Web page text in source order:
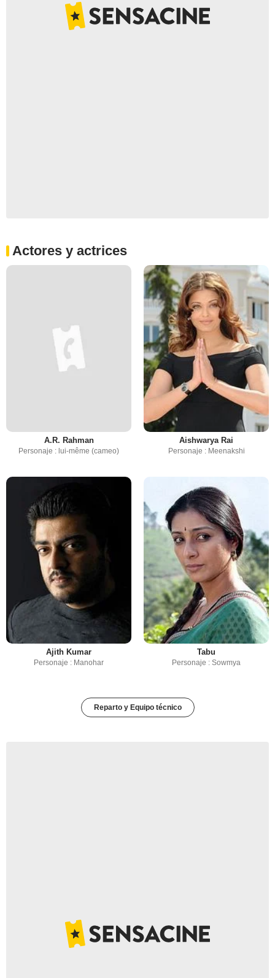
Actores y actrices
A.R. Rahman
Personaje : lui-même (cameo)
Aishwarya Rai
Personaje : Meenakshi
Ajith Kumar
Personaje : Manohar
Tabu
Personaje : Sowmya
Reparto y Equipo técnico